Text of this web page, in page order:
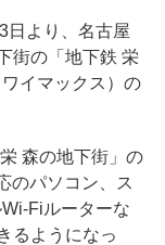
より、名古屋
街の「地下鉄 栄
イマックス）の
森の地下街」の
のパソコン、ス
Fiルーターな
るようになっ